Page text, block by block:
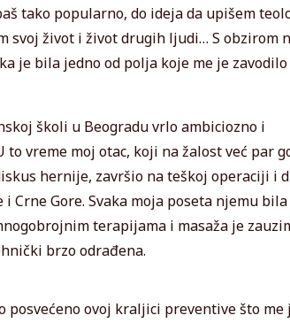
tako popularno, do ideja da upišem
svoj život i život drugih ljudi… S obzirom
je bila jedno od polja koje me je
školi u Beogradu vrlo ambiciozno i
to vreme moj otac, koji na žalost već par
hernije, završio na teškoj operaciji i
Gore. Svaka moja poseta njemu
terapijama i masaža je
brzo odrađena.
posvećeno ovoj kraljici preventive što me